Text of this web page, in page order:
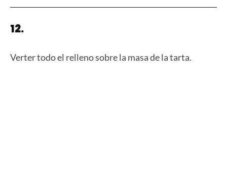
12.
Verter todo el relleno sobre la masa de la tarta.